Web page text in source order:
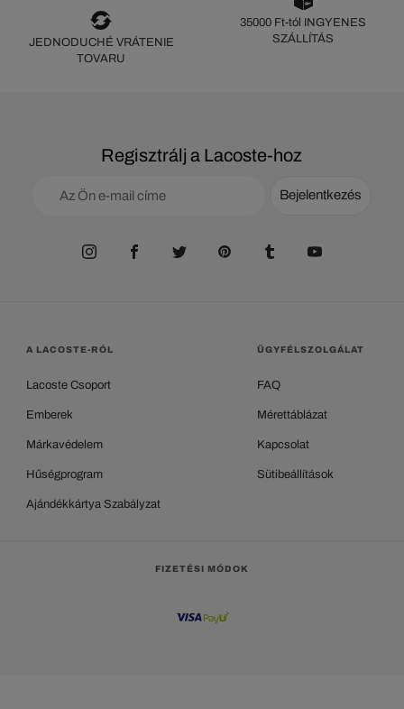
JEDNODUCHÉ VRÁTENIE
TOVARU
35000 Ft-tól INGYENES
SZÁLLÍTÁS
Regisztrálj a Lacoste-hoz
Bejelentkezés
A LACOSTE-RÓL
Lacoste Csoport
Emberek
Márkavédelem
Hűségprogram
Ajándékkártya Szabályzat
ÜGYFÉLSZOLGÁLAT
FAQ
Mérettáblázat
Kapcsolat
Sütibeállítások
FIZETÉSI MÓDOK